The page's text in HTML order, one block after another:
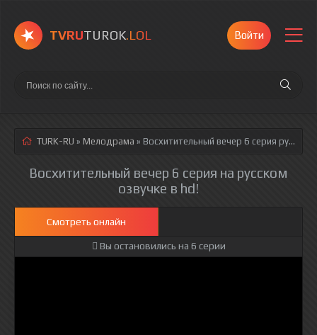
TVRUTUROK.LOL Войти
TURK-RU » Мелодрама » Восхитительный вечер 6 серия русская озвучка полностью смотреть онлайн!
Восхитительный вечер 6 серия на русском
озвучке в hd!
Смотреть онлайн
Вы остановились на 6 серии